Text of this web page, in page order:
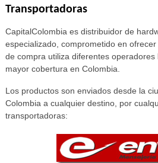
Transportadoras
CapitalColombia es distribuidor de
especializado, comprometido en
de compra utiliza diferentes
mayor cobertura en Colombia.
Los productos son enviados desde la
Colombia a cualquier destino, por
transportadoras: